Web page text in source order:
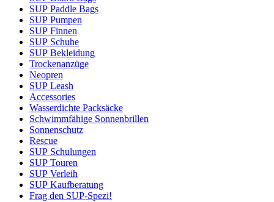
SUP Paddle Bags
SUP Pumpen
SUP Finnen
SUP Schuhe
SUP Bekleidung
Trockenanzüge
Neopren
SUP Leash
Accessories
Wasserdichte Packsäcke
Schwimmfähige Sonnenbrillen
Sonnenschutz
Rescue
SUP Schulungen
SUP Touren
SUP Verleih
SUP Kaufberatung
Frag den SUP-Spezi!